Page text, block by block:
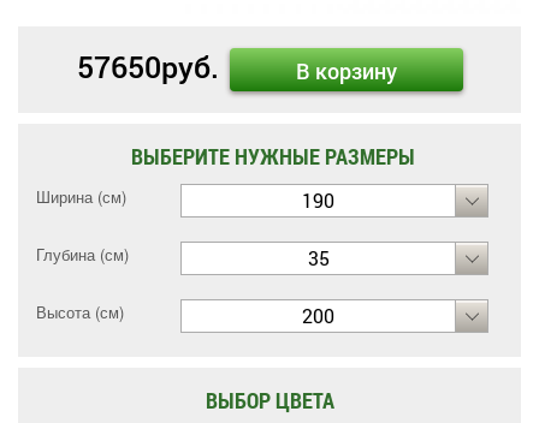
57650руб. В корзину
ВЫБЕРИТЕ НУЖНЫЕ РАЗМЕРЫ
Ширина (см) 190
Глубина (см) 35
Высота (см) 200
ВЫБОР ЦВЕТА